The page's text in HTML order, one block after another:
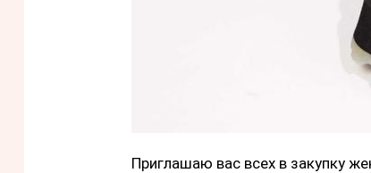
Приглашаю вас всех в закупку